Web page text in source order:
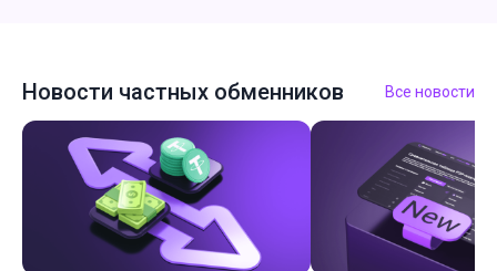
Новости частных обменников Все новости